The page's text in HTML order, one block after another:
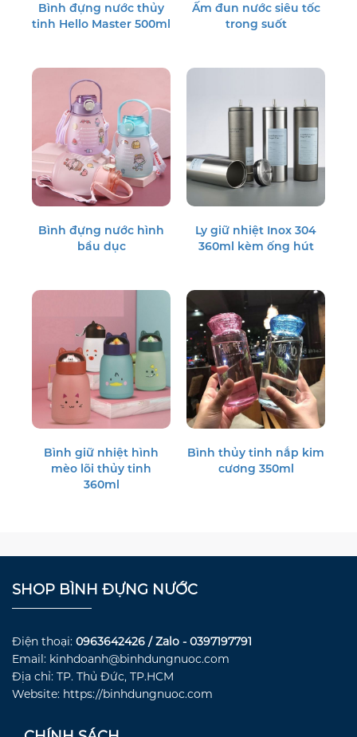
Bình đựng nước thủy
tinh Hello Master 500ml
Ấm đun nước siêu tốc
trong suốt
Bình đựng nước hình
bầu dục
Ly giữ nhiệt Inox 304
360ml kèm ống hút
Bình giữ nhiệt hình
mèo lõi thủy tinh
360ml
Bình thủy tinh nắp kim
cương 350ml
SHOP BÌNH ĐỰNG NƯỚC
Điện thoại: 0963642426 / Zalo - 0397197791
Email: kinhdoanh@binhdungnuoc.com
Địa chỉ: TP. Thủ Đức, TP.HCM
Website: https://binhdungnuoc.com